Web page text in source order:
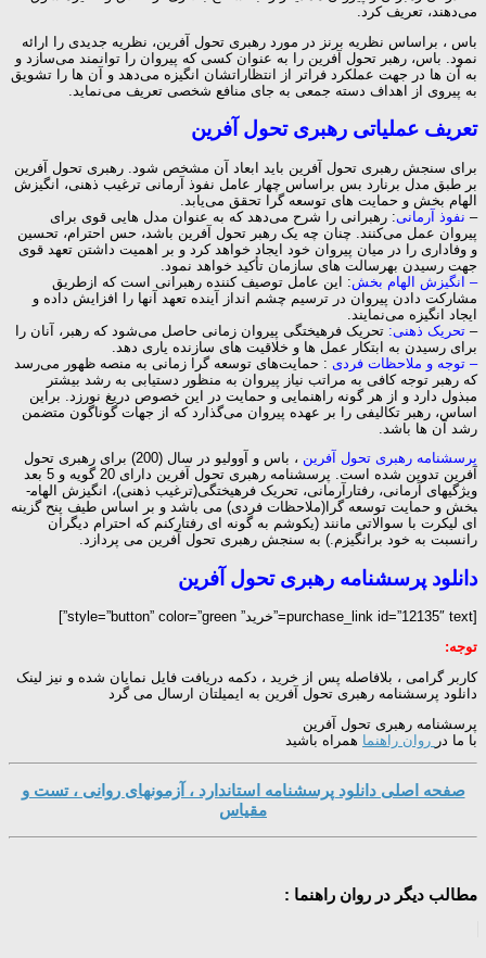
می‌دهند، تعریف کرد.
باس ، براساس نظریه برنز در مورد رهبری تحول آفرین، نظریه جدیدی را ارائه
نمود. باس، رهبر تحول آفرین را به عنوان کسی که پیروان را توانمند می‌سازد و
به آن ها در جهت عملکرد فراتر از انتظاراتشان انگیزه می‌دهد و آن ها را تشویق
به پیروی از اهداف دسته جمعی به جای منافع شخصی تعریف می‌نماید.
تعریف عملیاتی رهبری تحول آفرین
برای سنجش رهبری تحول آفرین باید ابعاد آن مشخص شود. رهبری تحول آفرین
بر طبق مدل برنارد بس براساس چهار عامل نفوذ آرمانی ترغیب ذهنی، انگیزش
الهام بخش و حمایت های توسعه گرا تحقق می‌یابد.
– نفوذ آرمانی: رهبرانی را شرح می‌دهد که به عنوان مدل هایی قوی برای
پیروان عمل می‌کنند. چنان چه یک رهبر تحول آفرین باشد، حس احترام، تحسین
و وفاداری را در میان پیروان خود ایجاد خواهد کرد و بر اهمیت داشتن تعهد قوی
جهت رسیدن بهرسالت های سازمان تأکید خواهد نمود.
– انگیزش الهام بخش: این عامل توصیف کننده رهبرانی است که ازطریق
مشارکت دادن پیروان در ترسیم چشم انداز آینده تعهد آنها را افزایش داده و
ایجاد انگیزه می‌نمایند.
– تحریک ذهنی: تحریک فرهیختگی پیروان زمانی حاصل می‌شود که رهبر، آنان را
برای رسیدن به ابتکار عمل ها و خلاقیت های سازنده یاری دهد.
– توجه و ملاحظات فردی : حمایت‌های توسعه گرا زمانی به منصه ظهور می‌رسد
که رهبر توجه کافی به مراتب نیاز پیروان به منظور دستیابی به رشد بیشتر
مبذول دارد و از هر گونه راهنمایی و حمایت در این خصوص دریغ نورزد. براین
اساس، رهبر تکالیفی را بر عهده پیروان می‌گذارد که از جهات گوناگون متضمن
رشد آن ها باشد.
پرسشنامه رهبری تحول آفرین
، باس و آوولیو در سال (200) برای رهبری تحول
آفرین تدوین شده است. پرسشنامه رهبری تحول آفرین دارای 20 گویه و 5 بعد
ویژگی­های آرمانی، رفتارآرمانی، تحریک فرهیختگی(ترغیب ذهنی)، انگیزش الهام­
بخش و حمایت توسعه­ گرا(ملاحظات فردی) می باشد و بر اساس طیف پنح گزینه
ای لیکرت با سوالاتی مانند (ی­کوشم به گونه ای رفتارکنم که احترام دیگران
رانسبت به خود برانگیزم.) به سنجش رهبری تحول آفرین می پردازد.
دانلود پرسشنامه رهبری تحول آفرین
[purchase_link id=”12135″ text=”خرید” style=”button” color=”green”]
توجه:
کاربر گرامی ، بلافاصله پس از خرید ، دکمه دریافت فایل نمایان شده و نیز لینک
دانلود پرسشنامه رهبری تحول آفرین به ایمیلتان ارسال می گرد
پرسشنامه رهبری تحول آفرین
با ما در روان راهنما همراه باشید
صفحه اصلی دانلود پرسشنامه استاندارد ، آزمونهای روانی ، تست و
مقیاس
مطالب دیگر در روان راهنما :